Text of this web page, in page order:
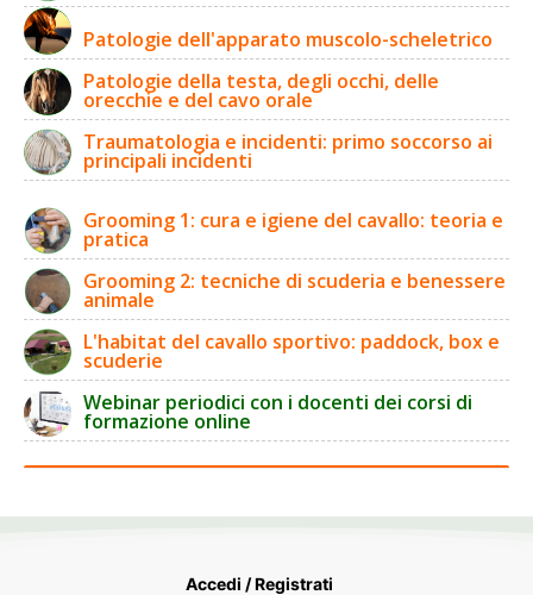
Patologie dell'apparato muscolo-scheletrico
Patologie della testa, degli occhi, delle
orecchie e del cavo orale
Traumatologia e incidenti: primo soccorso ai
principali incidenti
Grooming 1: cura e igiene del cavallo: teoria e
pratica
Grooming 2: tecniche di scuderia e benessere
animale
L'habitat del cavallo sportivo: paddock, box e
scuderie
Webinar periodici con i docenti dei corsi di
formazione online
Accedi / Registrati